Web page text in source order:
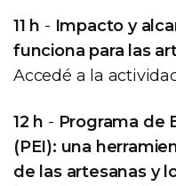
11 h - Impacto y
funciona para las
Accedé a la
12 h - Programa de
(PEI): una
de las artesanas y